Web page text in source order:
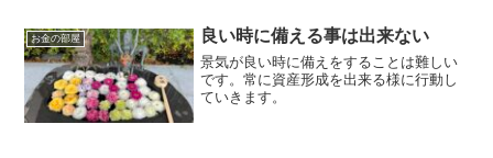
ョンを含みます）。...
お金の部屋 良い時に備える事は出来ない
景気が良い時に備えをすることは難しい
です。常に資産形成を出来る様に行動し
ていきます。